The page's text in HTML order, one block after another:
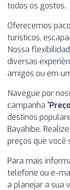
todos os gostos.
Oferecemos
turísticos,
Nossa
diversas
amigos ou em
Navegue por
campanha
destinos
Bayahibe.
preços que você
Para mais
telefone ou e-
a planejar a sua